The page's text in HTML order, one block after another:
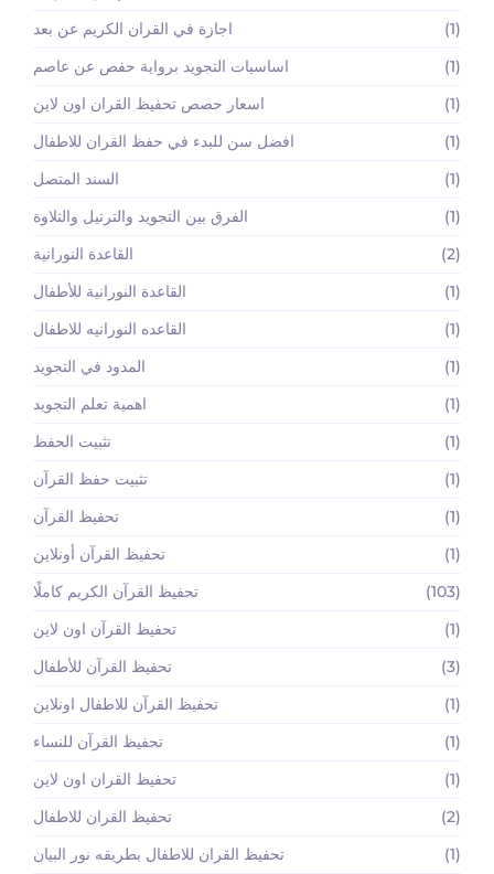
اجازة في القران الكريم عن بعد
(1)
اساسيات التجويد برواية حفص عن عاصم
(1)
اسعار حصص تحفيظ القران اون لاين
(1)
افضل سن للبدء في حفظ القران للاطفال
(1)
السند المتصل
(1)
الفرق بين التجويد والترتيل والتلاوة
(1)
القاعدة النورانية
(2)
القاعدة النورانية للأطفال
(1)
القاعده النورانيه للاطفال
(1)
المدود في التجويد
(1)
اهمية تعلم التجويد
(1)
تثبيت الحفظ
(1)
تثبيت حفظ القرآن
(1)
تحفيظ القرآن
(1)
تحفيظ القرآن أونلاين
(1)
تحفيظ القرآن الكريم كاملًا
(103)
تحفيظ القرآن اون لاين
(1)
تحفيظ القرآن للأطفال
(3)
تحفيظ القرآن للاطفال اونلاين
(1)
تحفيظ القرآن للنساء
(1)
تحفيظ القران اون لاين
(1)
تحفيظ القران للاطفال
(2)
تحفيظ القران للاطفال بطريقه نور البيان
(1)